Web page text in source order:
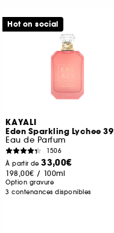
KAYALI
Eden Sparkling Lychee 39
Eau de Parfum
1506
À partir de33,00€
198,00€ / 100ml
Option gravure
3 contenances disponibles
Hot on social